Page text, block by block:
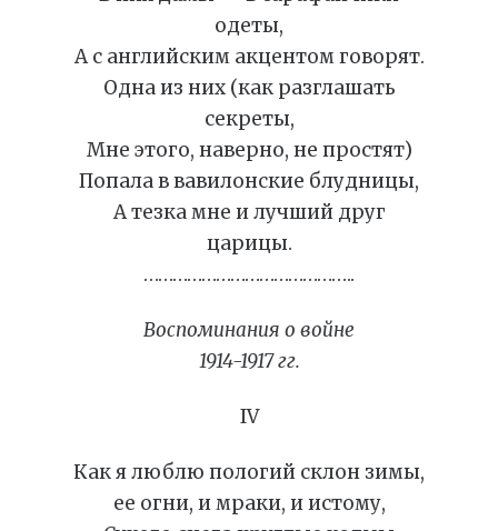
одеты,
А с aнглийским акцентом говорят.
Одна из них (как разглашать
секреты,
Мне этого, наверно, не простят)
Попала в вавилонские блудницы,
А тезка мне и лучший друг
царицы.
……………………………………..
Воспоминания о войне
1914-1917 гг.
IV
Как я люблю пологий склон зимы,
ее огни, и мраки, и истому,